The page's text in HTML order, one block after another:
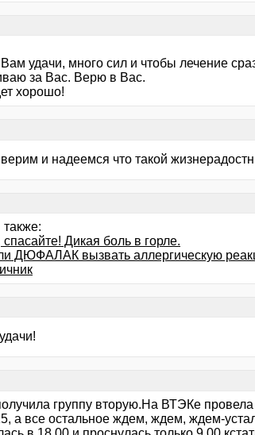
удачи, много сил и чтобы лечение
за Вас. Верю в Вас.
хорошо!
и надеемся что такой
Дикая боль в горле.
ДЮФАЛАК вызвать аллергическую
группу вторую.На ВТЭКе
а все остальное ждем, ждем, ждем-